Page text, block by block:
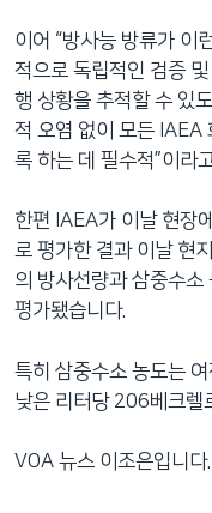
이어 “방사능 방류가 이
적으로 독립적인 검증
행 상황을 추적할 수 있
적 오염 없이 모든 IAEA
록 하는 데 필수적”이라
한편 IAEA가 이날 현장
로 평가한 결과 이날 현
의 방사선량과 삼중수
평가됐습니다.
특히 삼중수소 농도는
낮은 리터당 206베크렐
VOA 뉴스 이조은입니다.